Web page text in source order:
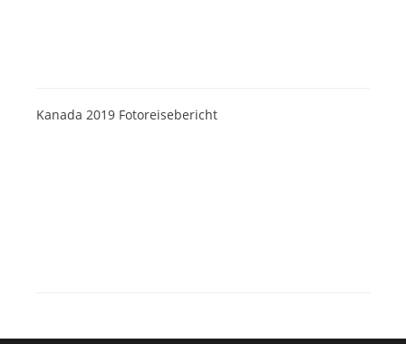
Kanada 2019 Fotoreisebericht